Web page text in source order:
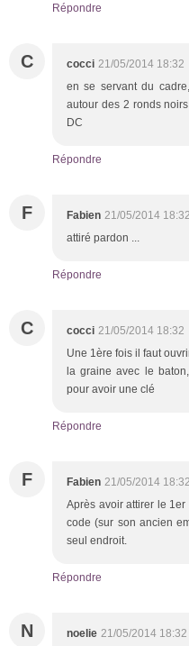
Répondre
C cocci 21/05/2014 18:32
en se servant du
autour des 2 ronds
DC
Répondre
F Fabien 21/05/2014 18:32
attiré pardon ...
Répondre
C cocci 21/05/2014 18:32
Une 1ère fois il faut
la graine avec le
pour avoir une clé
Répondre
F Fabien 21/05/2014 18:32
Après avoir attirer le
code (sur son ancien
seul endroit.
Répondre
N noelie 21/05/2014 18:32